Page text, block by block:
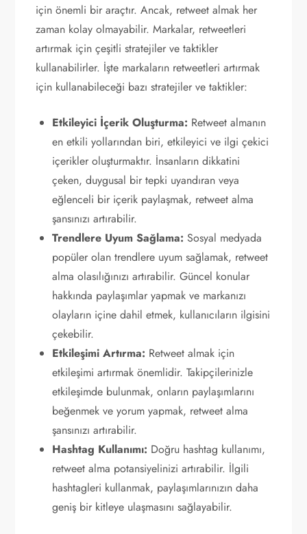
için önemli bir araçtır. Ancak, retweet almak her
zaman kolay olmayabilir. Markalar, retweetleri
artırmak için çeşitli stratejiler ve taktikler
kullanabilirler. İşte markaların retweetleri artırmak
için kullanabileceği bazı stratejiler ve taktikler:
Etkileyici İçerik Oluşturma: Retweet almanın
en etkili yollarından biri, etkileyici ve ilgi çekici
içerikler oluşturmaktır. İnsanların dikkatini
çeken, duygusal bir tepki uyandıran veya
eğlenceli bir içerik paylaşmak, retweet alma
şansınızı artırabilir.
Trendlere Uyum Sağlama: Sosyal medyada
popüler olan trendlere uyum sağlamak, retweet
alma olasılığınızı artırabilir. Güncel konular
hakkında paylaşımlar yapmak ve markanızı
olayların içine dahil etmek, kullanıcıların ilgisini
çekebilir.
Etkileşimi Artırma: Retweet almak için
etkileşimi artırmak önemlidir. Takipçilerinizle
etkileşimde bulunmak, onların paylaşımlarını
beğenmek ve yorum yapmak, retweet alma
şansınızı artırabilir.
Hashtag Kullanımı: Doğru hashtag kullanımı,
retweet alma potansiyelinizi artırabilir. İlgili
hashtagleri kullanmak, paylaşımlarınızın daha
geniş bir kitleye ulaşmasını sağlayabilir.